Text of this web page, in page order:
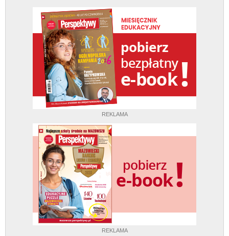
REKLAMA
REKLAMA